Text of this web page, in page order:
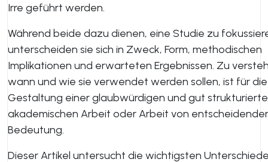
Irre geführt werden.
Während beide dazu dienen, eine Studie zu
unterscheiden sie sich in Zweck, Form, methodischen
Implikationen und erwarteten Ergebnissen. Zu
wann und wie sie verwendet werden sollen, ist für die
Gestaltung einer glaubwürdigen und gut
akademischen Arbeit oder Arbeit von entscheidender
Bedeutung.
Dieser Artikel untersucht die wichtigsten